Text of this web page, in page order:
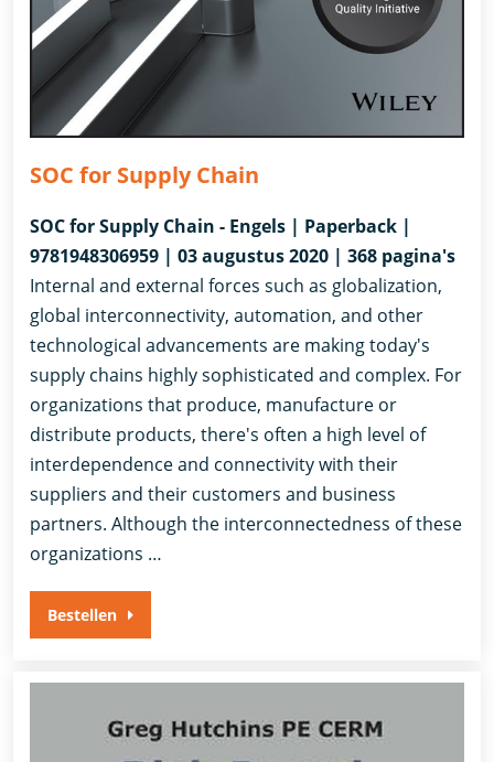
SOC for Supply Chain
SOC for Supply Chain - Engels | Paperback |
9781948306959 | 03 augustus 2020 | 368 pagina's
Internal and external forces such as globalization,
global interconnectivity, automation, and other
technological advancements are making today's
supply chains highly sophisticated and complex. For
organizations that produce, manufacture or
distribute products, there's often a high level of
interdependence and connectivity with their
suppliers and their customers and business
partners. Although the interconnectedness of these
organizations …
Bestellen